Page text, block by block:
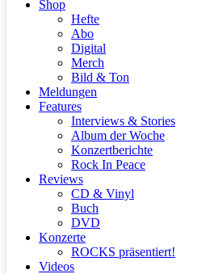
Shop
Hefte
Abo
Digital
Merch
Bild & Ton
Meldungen
Features
Interviews & Stories
Album der Woche
Konzertberichte
Rock In Peace
Reviews
CD & Vinyl
Buch
DVD
Konzerte
ROCKS präsentiert!
Videos